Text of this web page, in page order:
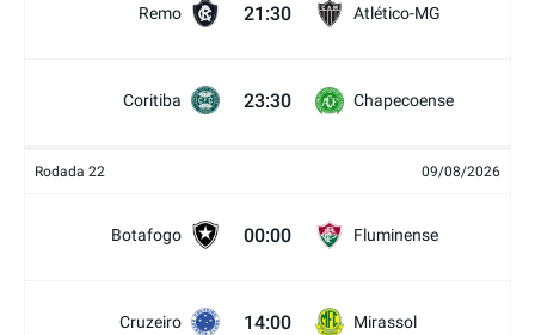
Remo 21:30 Atlético-MG
Coritiba 23:30 Chapecoense
Rodada 22 09/08/2026
Botafogo 00:00 Fluminense
Cruzeiro 14:00 Mirassol